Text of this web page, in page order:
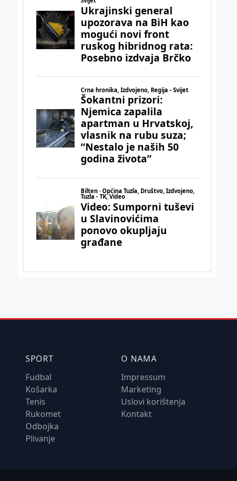
SPORT
Fudbal
Košarka
Tenis
Rukomet
Odbojka
Plivanje
O NAMA
Impressum
Marketing
Uslovi korištenja
Kontakt